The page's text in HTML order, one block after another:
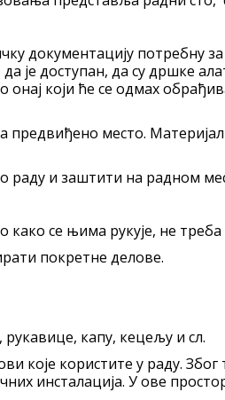
документацију
је доступан, да су дршке
који ће се одмах
предвиђено место.
раду и заштити на радном
се њима рукује, не
покретне делове.
капу, кецељу и сл.
које користите у раду.
инсталација. У ове